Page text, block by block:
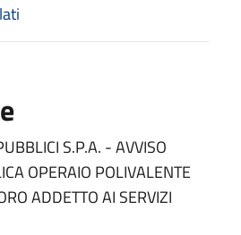
S.P.A. - AVVISO
OPERAIO POLIVALENTE
ADDETTO AI SERVIZI